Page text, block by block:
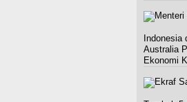
Indonesia
Australia
Ekonomi